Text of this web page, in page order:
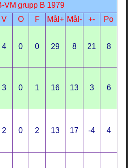
VM grupp B 1979
V O F Mål+ Mål- +- Po
4 0 0 29 8 21 8
3 0 1 16 13 3 6
2 0 2 13 17 -4 4